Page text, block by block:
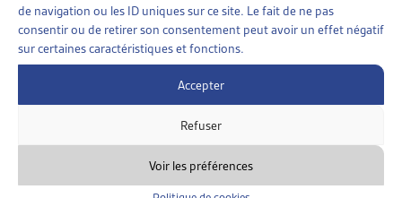
de navigation ou les ID uniques sur ce site. Le fait de ne pas
consentir ou de retirer son consentement peut avoir un effet négatif
sur certaines caractéristiques et fonctions.
Accepter
Refuser
Voir les préférences
SOCIALE : LE PROJET PARTICIPATION DE L’ARTIAS
Amanda Ioset, dossier du mois, juillet 2021